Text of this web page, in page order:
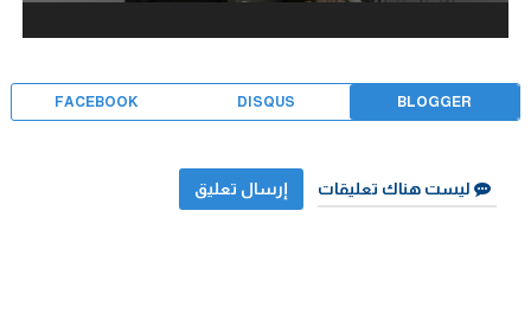
BLOGGER
DISQUS
FACEBOOK
ليست هناك تعليقات إرسال تعليق